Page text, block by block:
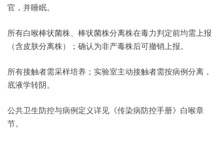
官，并睡眠。
所有白喉棒状菌株、棒状菌株分离株在毒力判定前均需上报
（含皮肤分离株）；确认为非产毒株后可撤销上报。
所有接触者需采样培养；实验室主动接触者需按病例分离，
底液学转阴。
公共卫生防控与病例定义详见《传染病防控手册》白喉章
节。